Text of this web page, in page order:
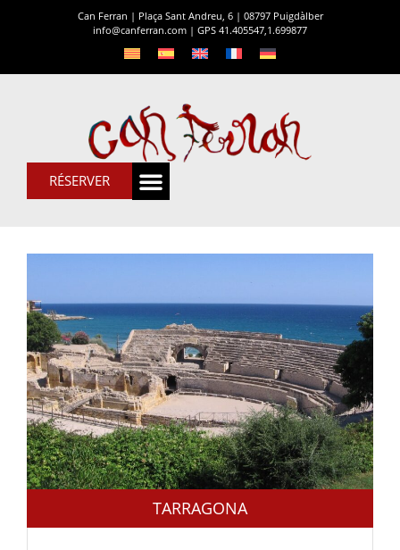
Can Ferran | Plaça Sant Andreu, 6 | 08797 Puigdàlber
info@canferran.com | GPS 41.405547,1.699877
RÉSERVER
TARRAGONA